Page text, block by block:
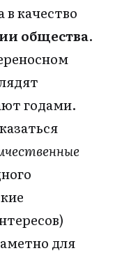
в качество
общества.
годами.
для